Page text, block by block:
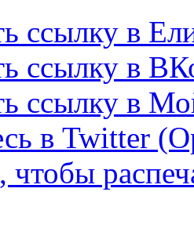
ссылку в
ссылку в
ссылку в
в Twitter